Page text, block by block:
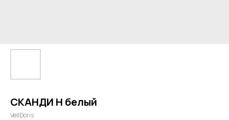
СКАНДИ Н белый
VellDoris